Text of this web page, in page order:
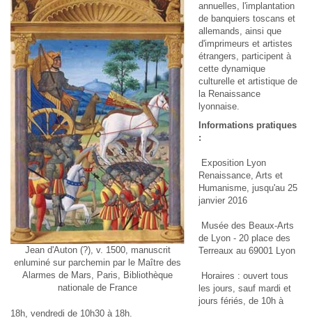
Jean d'Auton (?), v. 1500, manuscrit
enluminé sur parchemin par le Maître des
Alarmes de Mars, Paris, Bibliothèque
nationale de France
annuelles, l'implantation
de banquiers toscans et
allemands, ainsi que
d'imprimeurs et artistes
étrangers, participent à
cette dynamique
culturelle et artistique de
la Renaissance
lyonnaise.
Informations pratiques
:
Exposition Lyon
Renaissance, Arts et
Humanisme, jusqu'au 25
janvier 2016
Musée des Beaux-Arts
de Lyon - 20 place des
Terreaux au 69001 Lyon
Horaires : ouvert tous
les jours, sauf mardi et
jours fériés, de 10h à
18h, vendredi de 10h30 à 18h.